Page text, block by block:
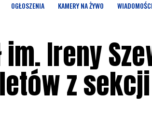
OGŁOSZENIA KAMERY NA ŻYWO WIADOMOŚCI
im. Ireny
z sekcji